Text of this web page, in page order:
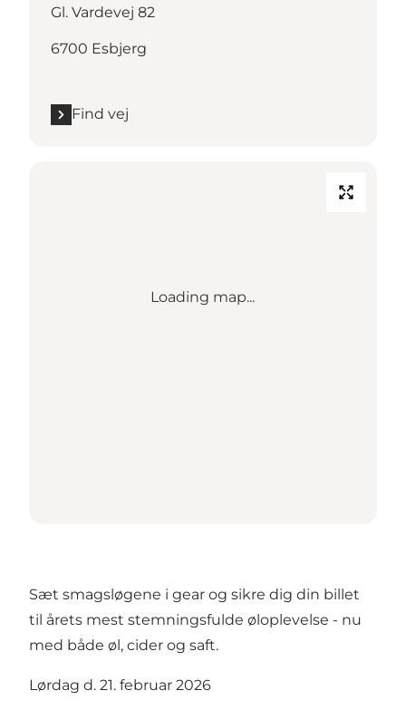
Gl. Vardevej 82
6700 Esbjerg
Find vej
Loading map...
Sæt smagsløgene i gear og sikre dig din billet
til årets mest stemningsfulde øloplevelse - nu
med både øl, cider og saft.
Lørdag d. 21. februar 2026